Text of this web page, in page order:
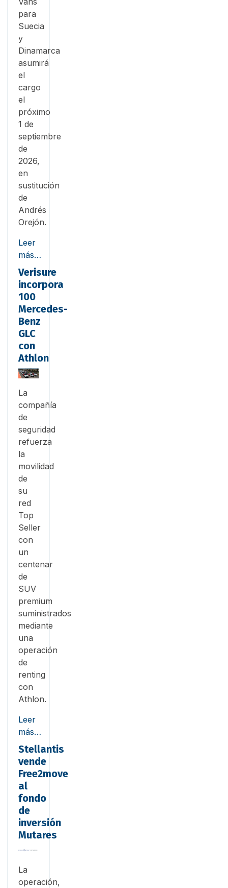
para
Suecia
y
Dinamarca
asumirá
el
cargo
el
próximo
1 de
septiembre
de
2026,
en
sustitución
de
Andrés
Orejón.
Leer
más…
Verisure
incorpora
100
Mercedes-
Benz
GLC
con
Athlon
La
compañía
de
seguridad
refuerza
la
movilidad
de
su
red
Top
Seller
con
un
centenar
de
SUV
premium
suministrados
mediante
una
operación
de
renting
con
Athlon.
Leer
más…
Stellantis
vende
Free2move
al
fondo
de
inversión
Mutares
La
operación,